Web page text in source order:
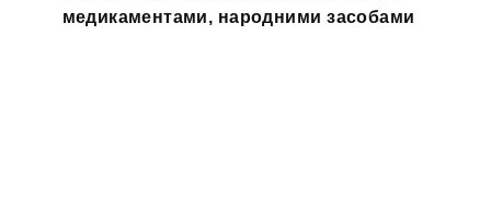
медикаментами, народними засобами